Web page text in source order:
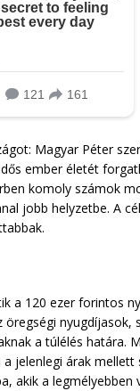
Magyar Péter
ember életét
komoly számok
jobb helyzetbe. A
a 120 ezer forintos
nyugdíjasok,
a túlélés határa.
jelenlegi árak
akik a